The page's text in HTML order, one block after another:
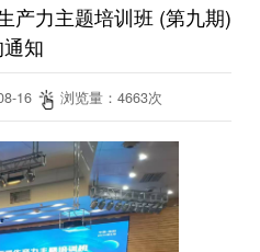
产力主题培训班 (第九期)
知
08-16 浏览量：4663